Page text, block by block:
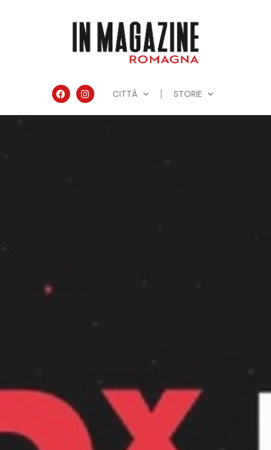
CITTÀ STORIE